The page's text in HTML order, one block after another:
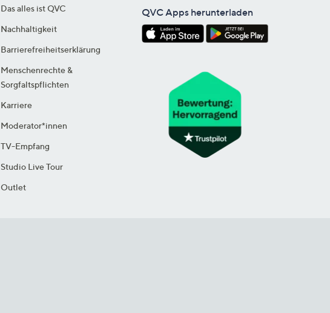
Das alles ist QVC
Nachhaltigkeit
Barrierefreiheitserklärung
Menschenrechte &
Sorgfaltspflichten
Karriere
Moderator*innen
TV-Empfang
Studio Live Tour
Outlet
QVC Apps herunterladen